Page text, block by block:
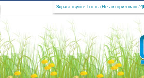
Здравствуйте Гость (Не авторизованы?